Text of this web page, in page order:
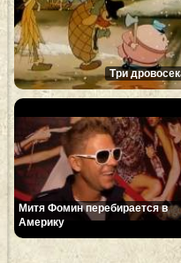
Три
Митя Фомин перебирается в
Америку